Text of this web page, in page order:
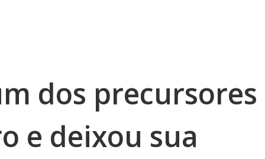
dos precursores
e deixou sua